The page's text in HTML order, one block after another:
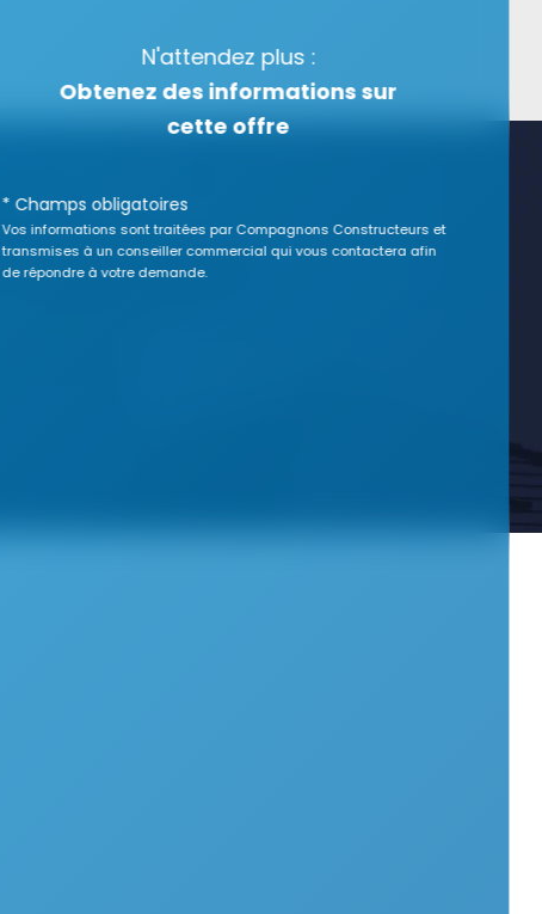
N'attendez plus :
Obtenez des informations sur
cette offre
* Champs obligatoires
Vos informations sont traitées par Compagnons Constructeurs et
transmises à un conseiller commercial qui vous contactera afin
de répondre à votre demande.